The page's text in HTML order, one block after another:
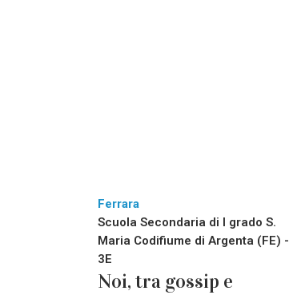
Ferrara
Scuola Secondaria di I grado S.
Maria Codifiume di Argenta (FE) -
3E
Noi, tra gossip e